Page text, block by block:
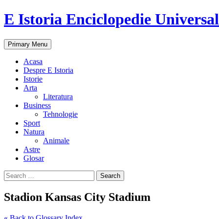
E Istoria Enciclopedie
Search
Primary Menu Skip
to
Acasa
Despre E Istoria
Istorie
Arta
Literatura
Business
Tehnologie
Sport
Natura
Animale
Astre
Glosar
Search
for:
Stadion Kansas City Stadium